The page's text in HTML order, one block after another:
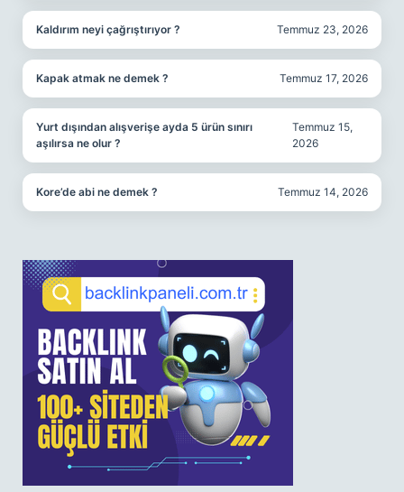
Kaldırım neyi çağrıştırıyor ? Temmuz 23, 2026
Kapak atmak ne demek ? Temmuz 17, 2026
Yurt dışından alışverişe ayda 5 ürün sınırı
aşılırsa ne olur ?
Temmuz 15,
2026
Kore’de abi ne demek ? Temmuz 14, 2026